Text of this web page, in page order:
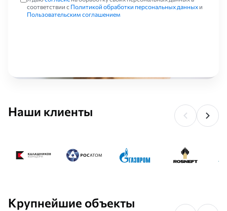
соответствии с Политикой обработки персональных данных и
Пользовательским соглашением
Наши клиенты
Крупнейшие объекты